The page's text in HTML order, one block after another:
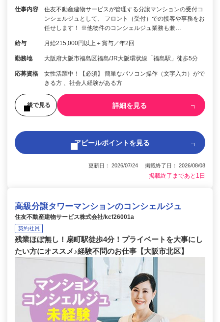
仕事内容
住友不動産建物サービスが管理する分譲マンションの受付コ
ンシェルジュとして、 フロント（受付）での接客や事務をお
任せします！ ※他物件のコンシェルジュ業務も兼…
給与 月給215,000円以上＋賞与／年2回
勤務地 大阪府大阪市福島区福島/JR大阪環状線「福島駅」徒歩5分
応募資格
女性活躍中！【必須】 簡単なパソコン操作（文字入力）がで
きる方 、社会人経験がある方
後で見る 詳細を見る
アピールポイントを見る
更新日： 2026/07/24 掲載終了日： 2026/08/08
掲載終了まであと1日
高級分譲タワーマンションのコンシェルジュ
住友不動産建物サービス株式会社/kcf26001a
契約社員
残業ほぼ無し！扇町駅徒歩4分！プライベートを大事にし
たい方にオススメ♪経験不問のお仕事【大阪市北区】